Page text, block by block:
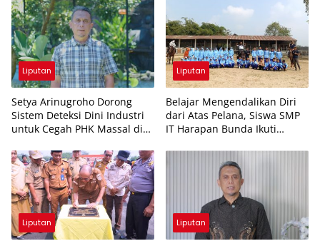
Liputan
Setya Arinugroho Dorong
Sistem Deteksi Dini Industri
untuk Cegah PHK Massal di
Liputan
Belajar Mengendalikan Diri
dari Atas Pelana, Siswa SMP
IT Harapan Bunda Ikuti
Liputan Liputan